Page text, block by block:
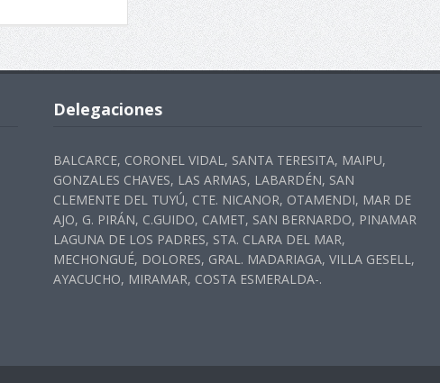
Delegaciones
BALCARCE, CORONEL VIDAL, SANTA TERESITA, MAIPU,
GONZALES CHAVES, LAS ARMAS, LABARDÉN, SAN
CLEMENTE DEL TUYÚ, CTE. NICANOR, OTAMENDI, MAR DE
AJO, G. PIRÁN, C.GUIDO, CAMET, SAN BERNARDO, PINAMAR
LAGUNA DE LOS PADRES, STA. CLARA DEL MAR,
MECHONGUÉ, DOLORES, GRAL. MADARIAGA, VILLA GESELL,
AYACUCHO, MIRAMAR, COSTA ESMERALDA-.